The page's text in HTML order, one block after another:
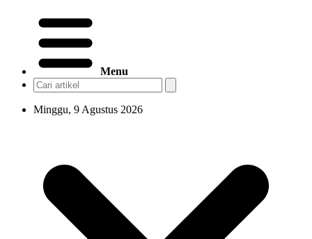
Menu
Minggu, 9 Agustus 2026